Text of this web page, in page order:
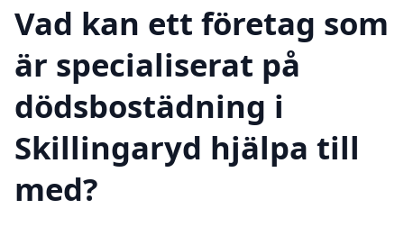
Vad kan ett företag som
är specialiserat på
dödsbostädning i
Skillingaryd hjälpa till
med?